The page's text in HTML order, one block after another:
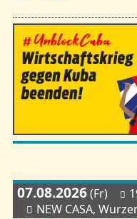
07.08.2026(Fr)
NEW CASA,